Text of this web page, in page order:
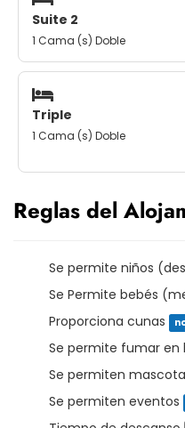
Suite 2
1 Cama (s) Doble
Triple
1 Cama (s) Doble
Reglas del
Se permite niños
Se Permite bebés
Proporciona cunas
Se permite fumar en
Se permiten
Se permiten eventos